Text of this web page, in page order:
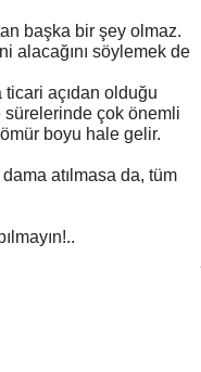
başka bir şey olmaz.
alacağını söylemek de
açıdan olduğu
sürelerinde çok önemli
boyu hale gelir.
atılmasa da, tüm